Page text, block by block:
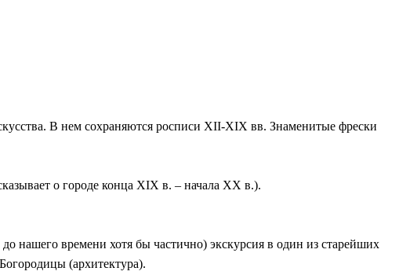
В нем сохраняются росписи XII-XIX вв. Знаменитые фрески
о городе конца XIX в. – начала XX в.).
нашего времени хотя бы частично) экскурсия в один из старейших
(архитектура).